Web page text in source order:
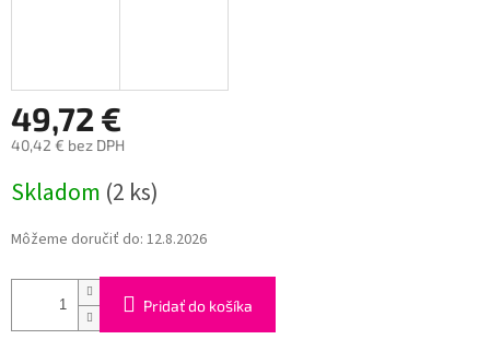
49,72 €
40,42 € bez DPH
cena:
Skladom (2 ks)
Môžeme doručiť do: 12.8.2026
Pridať do košíka